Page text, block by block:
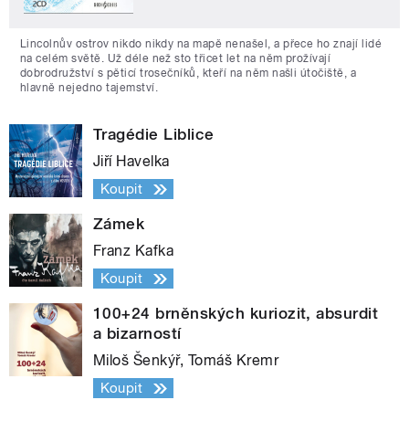
Lincolnův ostrov nikdo nikdy na mapě nenašel, a přece ho znají lidé
na celém světě. Už déle než sto třicet let na něm prožívají
dobrodružství s pěticí trosečníků, kteří na něm našli útočiště, a
hlavně nejedno tajemství.
Tragédie Liblice
Jiří Havelka
Koupit
Zámek
Franz Kafka
Koupit
100+24 brněnských kuriozit, absurdit
a bizarností
Miloš Šenkýř, Tomáš Kremr
Koupit